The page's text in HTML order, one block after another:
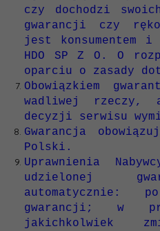
czy dochodzi
gwarancji czy
jest konsumentem i
HDO SP Z O. O
oparciu o zasady
Obowiązkiem
wadliwej rzeczy,
decyzji serwisu
Gwarancja
Polski.
Uprawnienia
udzielonej
automatycznie:
gwarancji; w
jakichkolwiek